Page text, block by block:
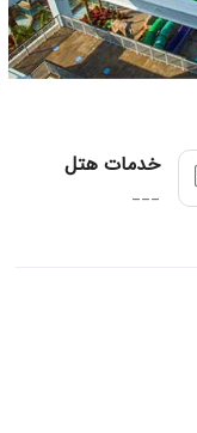
خدمات هتل
___